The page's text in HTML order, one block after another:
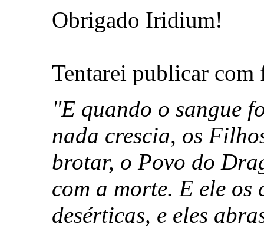
Obrigado Iridium!
Tentarei publicar com
"E quando o sangue
nada crescia, os
brotar, o Povo do
com a morte. E ele os
desérticas, e eles